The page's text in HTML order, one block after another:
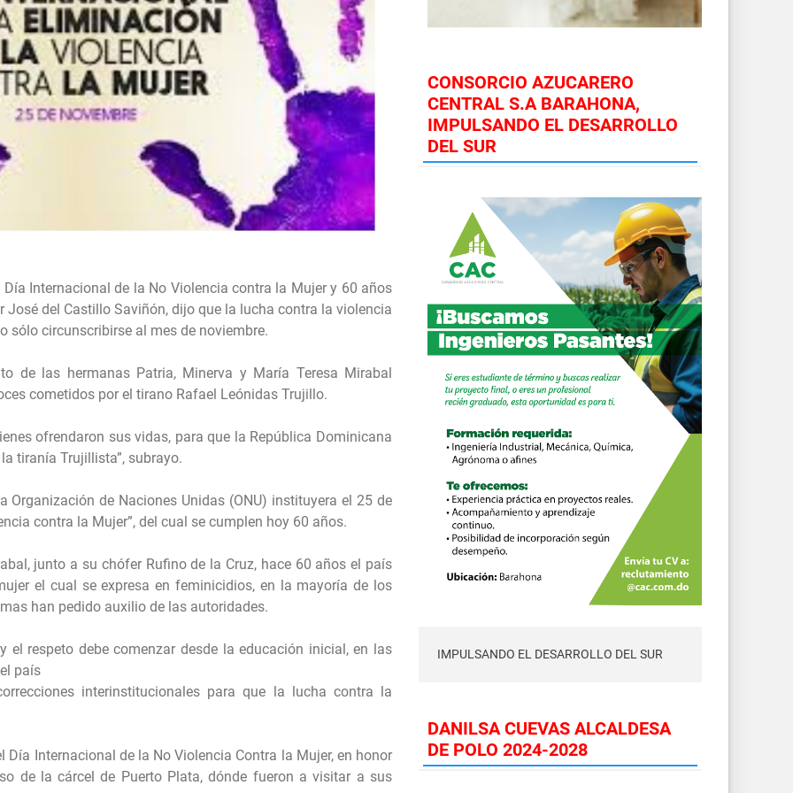
Internacional de la No Violencia contra la Mujer y 60 años
del Castillo Saviñón, dijo que la lucha contra la violencia
sólo circunscribirse al mes de noviembre.
de las hermanas Patria, Minerva y María Teresa Mirabal
cometidos por el tirano Rafael Leónidas Trujillo.
ofrendaron sus vidas, para que la República Dominicana
tiranía Trujillista”, subrayo.
de Naciones Unidas (ONU) instituyera el 25 de
contra la Mujer”, del cual se cumplen hoy 60 años.
junto a su chófer Rufino de la Cruz, hace 60 años el país
el cual se expresa en feminicidios, en la mayoría de los
han pedido auxilio de las autoridades.
respeto debe comenzar desde la educación inicial, en las
país
interinstitucionales para que la lucha contra la
Internacional de la No Violencia Contra la Mujer, en honor
de la cárcel de Puerto Plata, dónde fueron a visitar a sus
CONSORCIO AZUCARERO
CENTRAL S.A BARAHONA,
IMPULSANDO EL DESARROLLO
DEL SUR
IMPULSANDO EL DESARROLLO DEL SUR
DANILSA CUEVAS ALCALDESA
DE POLO 2024-2028